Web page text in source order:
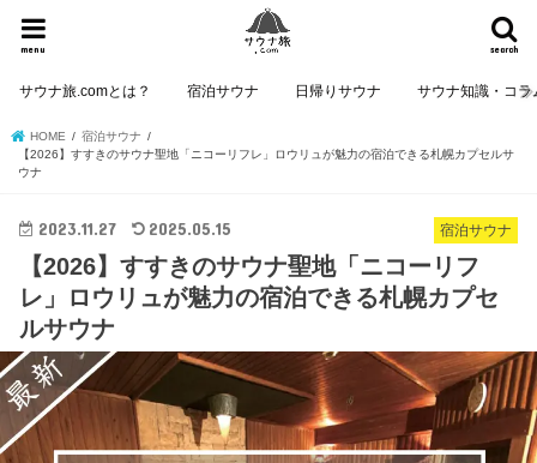
search
menu
サウナ旅.comとは？ 宿泊サウナ 日帰りサウナ サウナ知識・コラ
HOME
宿泊サウナ
【2026】すすきのサウナ聖地「ニコーリフレ」ロウリュが魅力の宿泊できる札幌カプセルサ
ウナ
宿泊サウナ
2023.11.27 2025.05.15
【2026】すすきのサウナ聖地「ニコーリフ
レ」ロウリュが魅力の宿泊できる札幌カプセ
ルサウナ